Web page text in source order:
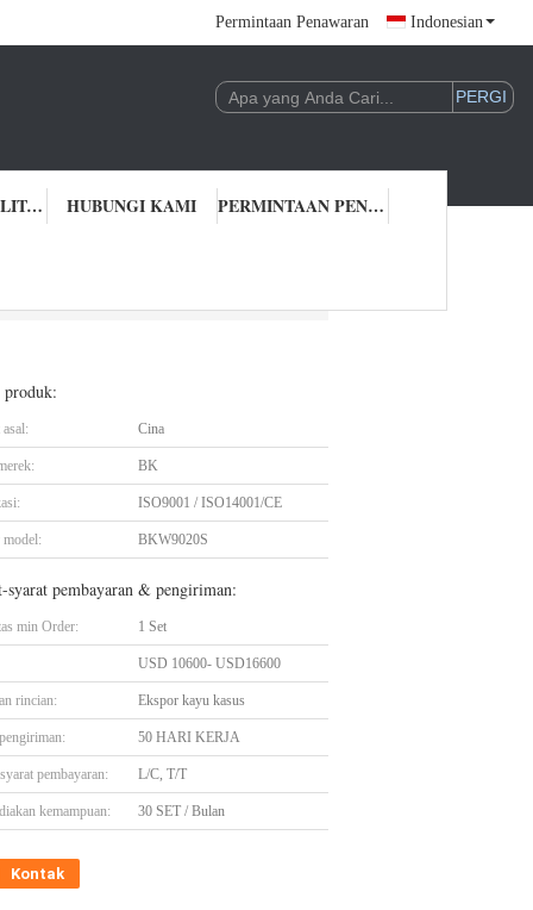
Permintaan Penawaran Indonesian
KONTROL KUALITAS HUBUNGI KAMI PERMINTAAN PENAWARAN
Cina
BK
ISO9001 / ISO14001/CE
BKW9020S
syarat pembayaran & pengiriman:
min Order: 1 Set
USD 10600- USD16600
rincian: Ekspor kayu kasus
50 HARI KERJA
pembayaran: L/C, T/T
kemampuan: 30 SET / Bulan
Kontak